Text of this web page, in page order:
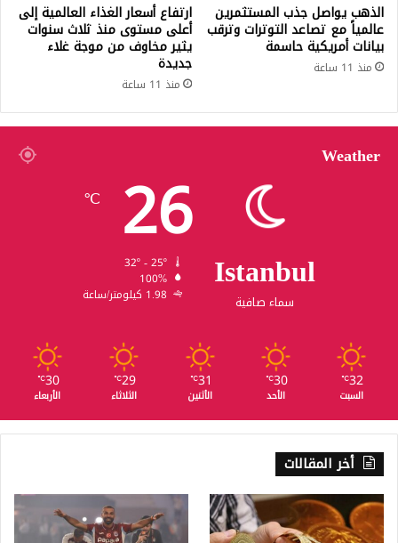
الذهب يواصل جذب المستثمرين
عالمياً مع تصاعد التوترات وترقب
بيانات أمريكية حاسمة
منذ 11 ساعة
ارتفاع أسعار الغذاء العالمية إلى
أعلى مستوى منذ ثلاث سنوات
يثير مخاوف من موجة غلاء
جديدة
منذ 11 ساعة
Weather
Istanbul
سماء صافية
26
℃
100%
1.98 كيلومتر/ساعة
32
℃
السبت
30
℃
الأحد
31
℃
الأثنين
29
℃
الثلاثاء
30
℃
الأربعاء
أخر المقالات